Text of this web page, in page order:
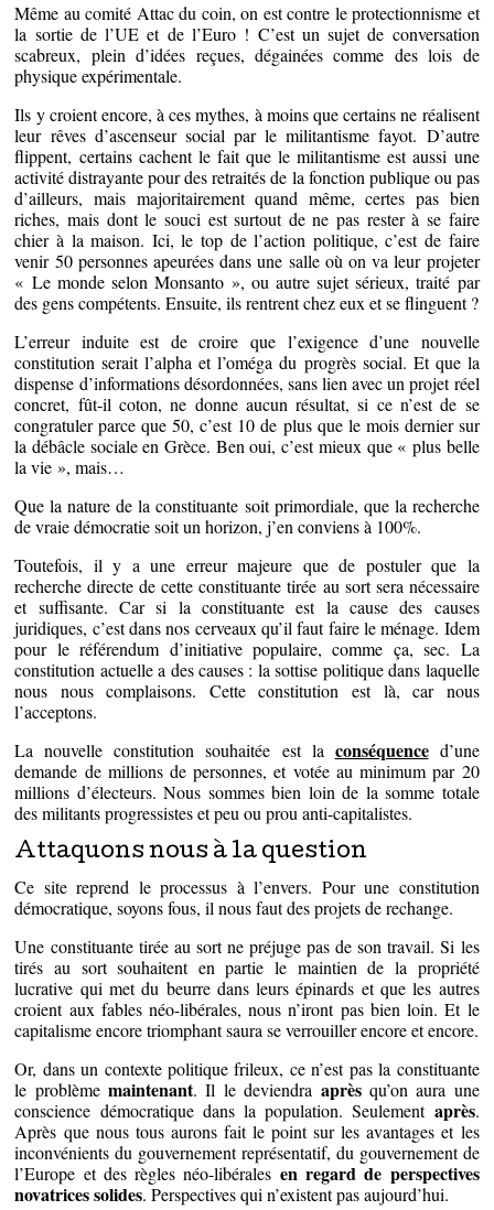
Même au comité Attac du coin, on est contre le protectionnisme et
la sortie de l’UE et de l’Euro ! C’est un sujet de conversation
scabreux, plein d’idées reçues, dégainées comme des lois de
physique expérimentale.
Ils y croient encore, à ces mythes, à moins que certains ne réalisent
leur rêves d’ascenseur social par le militantisme fayot. D’autre
flippent, certains cachent le fait que le militantisme est aussi une
activité distrayante pour des retraités de la fonction publique ou pas
d’ailleurs, mais majoritairement quand même, certes pas bien
riches, mais dont le souci est surtout de ne pas rester à se faire
chier à la maison. Ici, le top de l’action politique, c’est de faire
venir 50 personnes apeurées dans une salle où on va leur projeter
« Le monde selon Monsanto », ou autre sujet sérieux, traité par
des gens compétents. Ensuite, ils rentrent chez eux et se flinguent ?
L’erreur induite est de croire que l’exigence d’une nouvelle
constitution serait l’alpha et l’oméga du progrès social. Et que la
dispense d’informations désordonnées, sans lien avec un projet réel
concret, fût-il coton, ne donne aucun résultat, si ce n’est de se
congratuler parce que 50, c’est 10 de plus que le mois dernier sur
la débâcle sociale en Grèce. Ben oui, c’est mieux que « plus belle
la vie », mais…
Que la nature de la constituante soit primordiale, que la recherche
de vraie démocratie soit un horizon, j’en conviens à 100%.
Toutefois, il y a une erreur majeure que de postuler que la
recherche directe de cette constituante tirée au sort sera nécessaire
et suffisante. Car si la constituante est la cause des causes
juridiques, c’est dans nos cerveaux qu’il faut faire le ménage. Idem
pour le référendum d’initiative populaire, comme ça, sec. La
constitution actuelle a des causes : la sottise politique dans laquelle
nous nous complaisons. Cette constitution est là, car nous
l’acceptons.
La nouvelle constitution souhaitée est la conséquence d’une
demande de millions de personnes, et votée au minimum par 20
millions d’électeurs. Nous sommes bien loin de la somme totale
des militants progressistes et peu ou prou anti-capitalistes.
Attaquons nous à la question
Ce site reprend le processus à l’envers. Pour une constitution
démocratique, soyons fous, il nous faut des projets de rechange.
Une constituante tirée au sort ne préjuge pas de son travail. Si les
tirés au sort souhaitent en partie le maintien de la propriété
lucrative qui met du beurre dans leurs épinards et que les autres
croient aux fables néo-libérales, nous n’iront pas bien loin. Et le
capitalisme encore triomphant saura se verrouiller encore et encore.
Or, dans un contexte politique frileux, ce n’est pas la constituante
le problèmemaintenant. Il le deviendra aprèsqu’on aura une
conscience démocratique dans la population. Seulement après.
Après que nous tous aurons fait le point sur les avantages et les
inconvénients du gouvernement représentatif, du gouvernement de
l’Europe et des règles néo-libérales en regard de perspectives
novatrices solides. Perspectives qui n’existent pas aujourd’hui.